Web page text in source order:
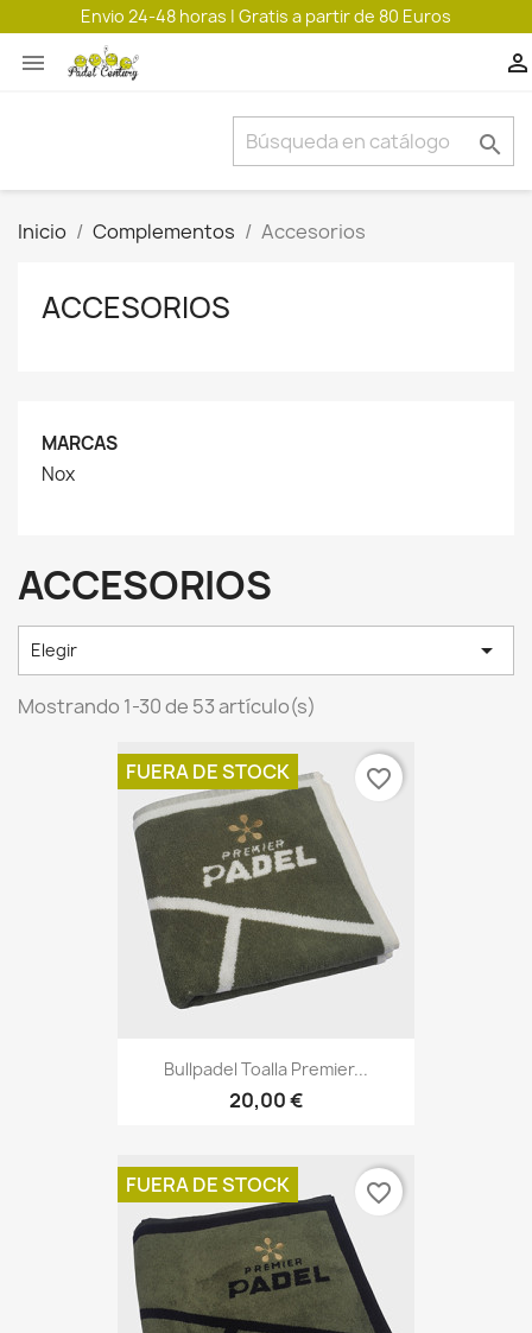
Envio 24-48 horas | Gratis a partir de 80 Euros
 

Inicio Complementos Accesorios
ACCESORIOS
MARCAS
Nox
ACCESORIOS
Elegir 
Mostrando 1-30 de 53 artículo(s)
Bullpadel Toalla Premier...
20,00 €
FUERA DE STOCK favorite_border
FUERA DE STOCK favorite_border